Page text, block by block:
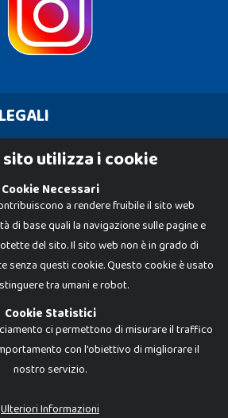
di Giocabene Srl. Ogni riproduzione o utilizzo non
potrebbero differire da quanto esposto in
utilizza i cookie
Cookie Necessari
a rendere fruibile il sito web
di base quali la navigazione sulle pagine e
del sito. Il sito web non è in grado di
senza questi cookie. Questo cookie è usato
tra umani e robot.
Cookie Statistici
ci permettono di misurare il traffico
con l'obiettivo di migliorare il
nostro servizio.
Ulteriori Informazioni